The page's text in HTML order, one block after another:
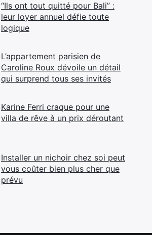
“Ils ont tout quitté pour Bali” :
leur loyer annuel défie toute
logique
L’appartement parisien de
Caroline Roux dévoile un détail
qui surprend tous ses invités
Karine Ferri craque pour une
villa de rêve à un prix déroutant
Installer un nichoir chez soi peut
vous coûter bien plus cher que
prévu